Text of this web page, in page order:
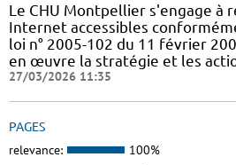
Le CHU Montpellier s'engage à
Internet accessibles
loi n° 2005-102 du 11 février
en œuvre la stratégie et les
27/03/2026 11:35
PAGES
relevance: 100%